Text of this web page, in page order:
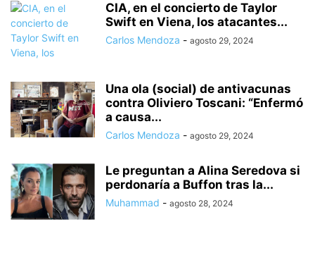
CIA, en el concierto de Taylor
Swift en Viena, los atacantes...
Carlos Mendoza - agosto 29, 2024
Una ola (social) de antivacunas
contra Oliviero Toscani: “Enfermó
a causa...
Carlos Mendoza - agosto 29, 2024
Le preguntan a Alina Seredova si
perdonaría a Buffon tras la...
Muhammad - agosto 28, 2024